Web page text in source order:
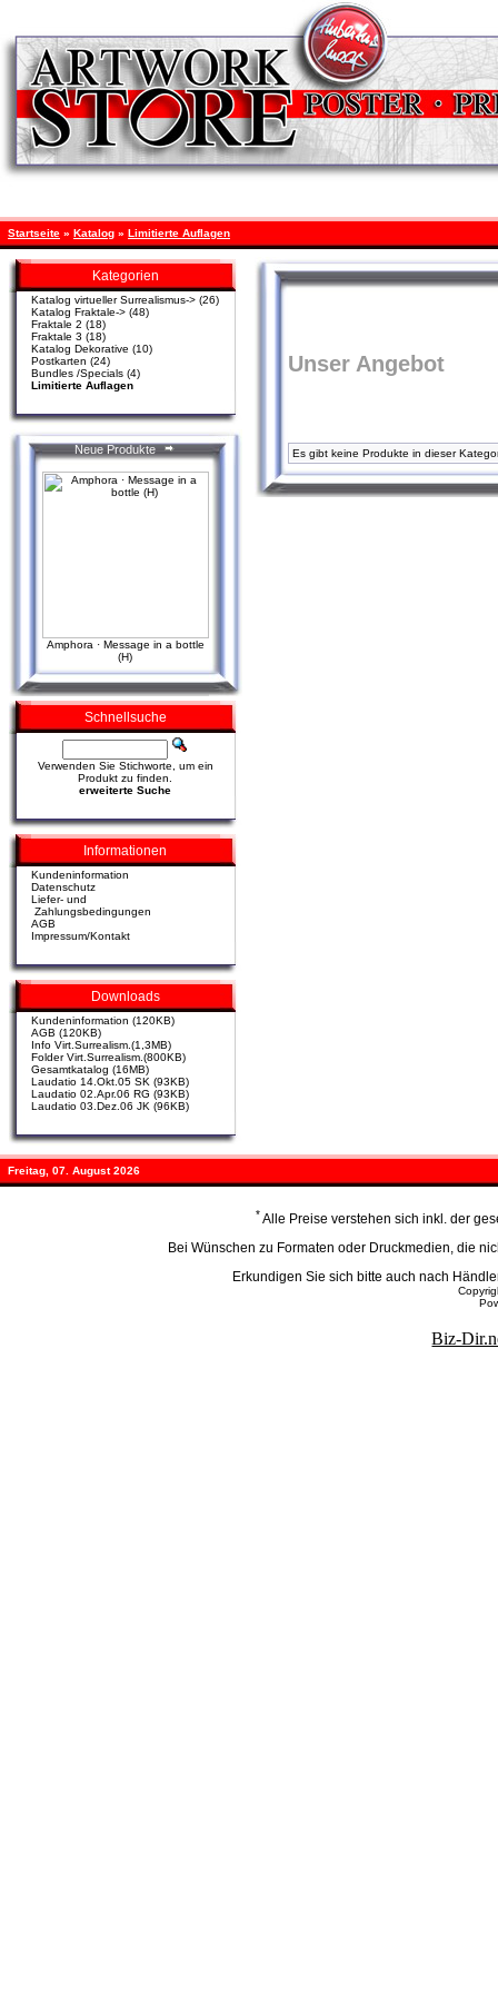
Startseite » Katalog » Limitierte Auflagen
Kategorien
Katalog virtueller Surrealismus-> (26)
Katalog Fraktale-> (48)
Fraktale 2 (18)
Fraktale 3 (18)
Katalog Dekorative (10)
Postkarten (24)
Bundles /Specials (4)
Limitierte Auflagen
Neue Produkte
Amphora · Message in a bottle
(H)
Schnellsuche
Verwenden Sie Stichworte, um ein
Produkt zu finden.
erweiterte Suche
Informationen
Kundeninformation
Datenschutz
Liefer- und
Zahlungsbedingungen
AGB
Impressum/Kontakt
Downloads
Kundeninformation (120KB)
AGB (120KB)
Info Virt.Surrealism.(1,3MB)
Folder Virt.Surrealism.(800KB)
Gesamtkatalog (16MB)
Laudatio 14.Okt.05 SK (93KB)
Laudatio 02.Apr.06 RG (93KB)
Laudatio 03.Dez.06 JK (96KB)
Unser Angebot
Es gibt keine Produkte in dieser
Freitag, 07. August 2026
*Alle Preise verstehen sich inkl. der
Bei Wünschen zu Formaten oder Druckmedien, die
Erkundigen Sie sich bitte auch nach
Biz-